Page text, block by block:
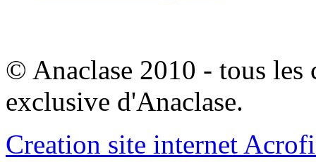
© Anaclase 2010 - tous les
exclusive d'Anaclase.
Creation site internet